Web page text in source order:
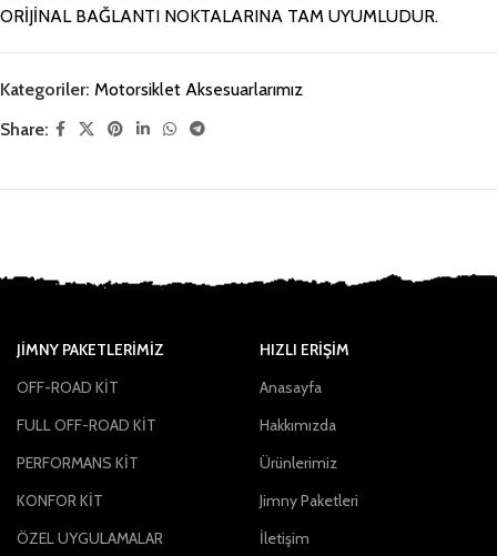
ORİJİNAL BAĞLANTI NOKTALARINA TAM UYUMLUDUR.
Kategoriler: Motorsiklet Aksesuarlarımız
Share:
JIMNY PAKETLERIMIZ
OFF-ROAD KİT
FULL OFF-ROAD KİT
PERFORMANS KİT
KONFOR KİT
ÖZEL UYGULAMALAR
HIZLI ERİŞİM
Anasayfa
Hakkımızda
Ürünlerimiz
Jimny Paketleri
İletişim